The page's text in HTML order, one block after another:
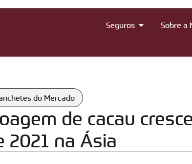
Seguros Sobre a
do Mercado
de cacau
2021 na Ásia